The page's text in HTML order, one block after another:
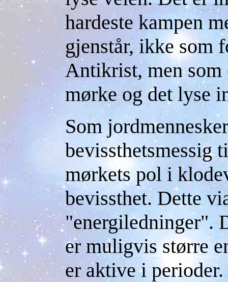
hardeste kampen
gjenstår, ikke som
Antikrist, men som
mørke og det lyse
Som
bevissthetsmessig
mørkets pol i
bevissthet. Dette
"energiledninger".
er muligvis større
er aktive i